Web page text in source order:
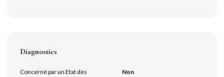
Diagnostics
Concerné par un Etat des
Non